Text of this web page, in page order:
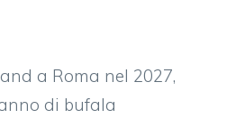
a Roma nel 2027,
di bufala